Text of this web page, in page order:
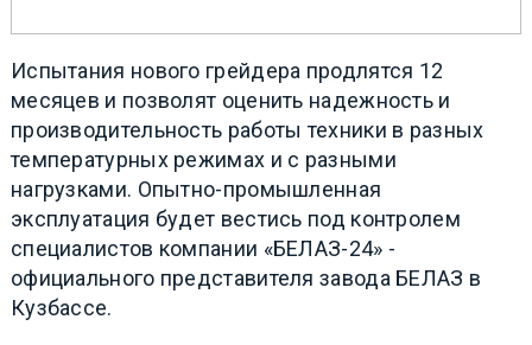
Испытания нового грейдера продлятся 12
месяцев и позволят оценить надежность и
производительность работы техники в разных
температурных режимах и с разными
нагрузками. Опытно-промышленная
эксплуатация будет вестись под контролем
специалистов компании «БЕЛАЗ-24» -
официального представителя завода БЕЛАЗ в
Кузбассе.